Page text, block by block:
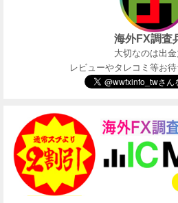
海外FX調査
大切なのは出金
レビューやタレコミ等お待